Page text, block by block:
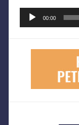
Lecteur
audio
00:00